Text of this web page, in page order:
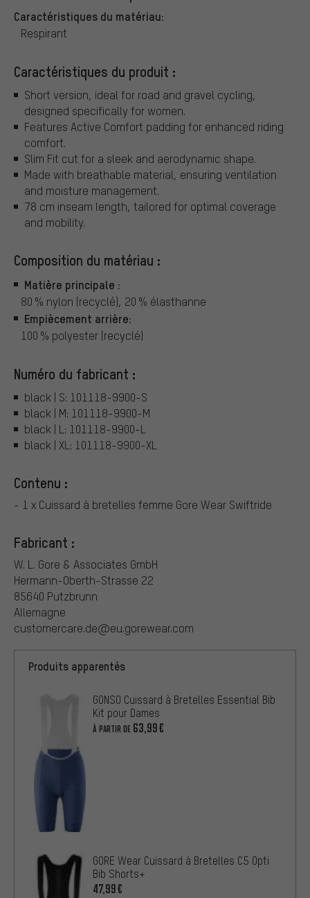
Caractéristiques du matériau:
Respirant
Caractéristiques du produit :
Short version, ideal for road and gravel cycling,
designed specifically for women.
Features Active Comfort padding for enhanced riding
comfort.
Slim Fit cut for a sleek and aerodynamic shape.
Made with breathable material, ensuring ventilation
and moisture management.
78 cm inseam length, tailored for optimal coverage
and mobility.
Composition du matériau :
Matière principale :
80 % nylon (recyclé), 20 % élasthanne
Empiècement arrière:
100 % polyester (recyclé)
Numéro du fabricant :
black | S: 101118-9900-S
black | M: 101118-9900-M
black | L: 101118-9900-L
black | XL: 101118-9900-XL
Contenu :
- 1 x Cuissard à bretelles femme Gore Wear Swiftride
Fabricant :
W. L. Gore & Associates GmbH
Hermann-Oberth-Strasse 22
85640 Putzbrunn
Allemagne
customercare.de@eu.gorewear.com
Produits apparentés
GONSO Cuissard à Bretelles Essential Bib
Kit pour Dames
À PARTIR DE 63,99€
GORE Wear Cuissard à Bretelles C5 Opti
Bib Shorts+
47,99€